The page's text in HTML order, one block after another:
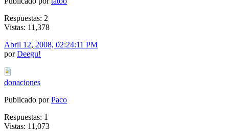
Respuestas: 2
Vistas: 11,378
Abril 12, 2008, 02:24:11 PM
porDeegu!
donaciones
Publicado porPaco
Respuestas: 1
Vistas: 11,073